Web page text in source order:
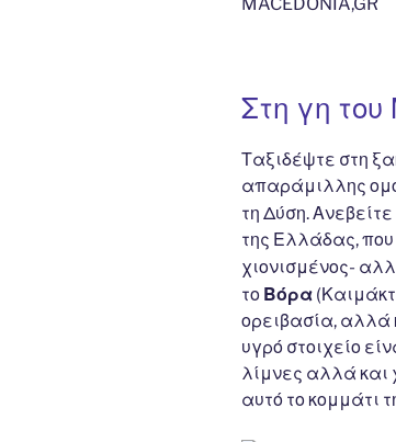
o
k
Στη γη
Ταξιδέψτε στη
απαράμιλλης
τη Δύση.
της Ελλάδας, που
χιονισμένος-
το Βόρα
ορειβασία, αλλά
υγρό στοιχείο
λίμνες αλλά και
αυτό το κομμάτι